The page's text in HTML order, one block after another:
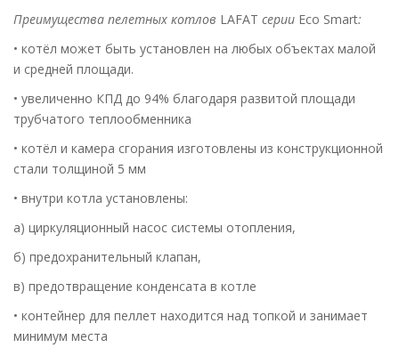
Преимущества пелетных котлов LAFAT серии Eco Smart:
• котёл может быть установлен на любых объектах малой
и средней площади.
• увеличенно КПД до 94% благодаря развитой площади
трубчатого теплообменника
• котёл и камера сгорания изготовлены из конструкционной
стали толщиной 5 мм
• внутри котла установлены:
а) циркуляционный насос системы отопления,
б) предохранительный клапан,
в) предотвращение конденсата в котле
• контейнер для пеллет находится над топкой и занимает
минимум места